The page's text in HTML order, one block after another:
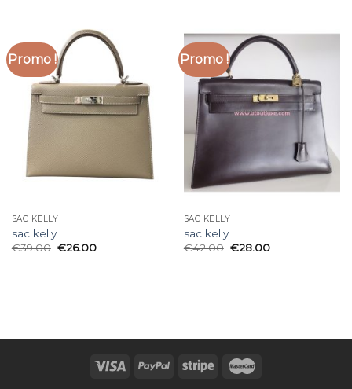
Promo !
SAC KELLY
sac kelly
€39.00 €26.00
Promo !
SAC KELLY
sac kelly
€42.00 €28.00